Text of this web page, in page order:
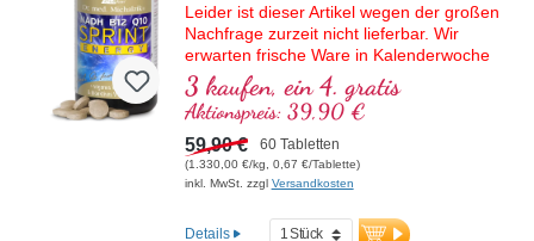
Leider ist dieser Artikel wegen der großen
Nachfrage zurzeit nicht lieferbar. Wir
erwarten frische Ware in Kalenderwoche
37/2026.
Hochwertige Rezeptur mit NADH,
bioaktivem Vitamin B12, Coenzym Q10
und veganem Vitamin D3. Als Sublingual-
Tablette zur Aufnahme schon über die
3 kaufen, ein 4. gratis
Aktionspreis: 39,90 €
59,90 € 60 Tabletten
(1.330,00 €/kg, 0,67 €/Tablette)
inkl. MwSt. zzgl Versandkosten
Details